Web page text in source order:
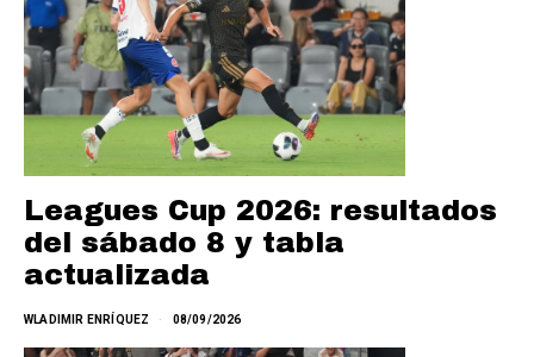
Leagues Cup 2026: resultados
del sábado 8 y tabla
actualizada
WLADIMIR ENRÍQUEZ 08/09/2026